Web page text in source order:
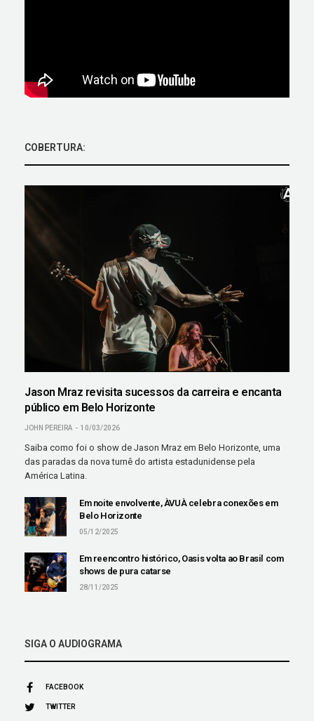
COBERTURA:
Jason Mraz revisita sucessos da carreira e encanta
público em Belo Horizonte
JOHN PEREIRA 10/03/2026
Saiba como foi o show de Jason Mraz em Belo Horizonte, uma
das paradas da nova turnê do artista estadunidense pela
América Latina.
Em noite envolvente, ÀVUÀ celebra conexões em
Belo Horizonte
05/12/2025
Em reencontro histórico, Oasis volta ao Brasil com
shows de pura catarse
28/11/2025
SIGA O AUDIOGRAMA
FACEBOOK
TWITTER